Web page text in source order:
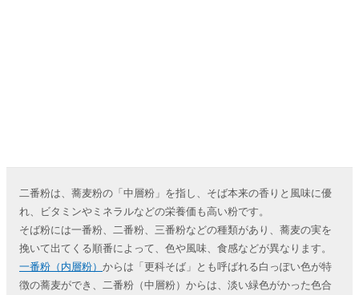
二番粉は、蕎麦粉の「中層粉」を指し、そば本来の香りと風味に優
れ、ビタミンやミネラルなどの栄養価も高い粉です。
そば粉には一番粉、二番粉、三番粉などの種類があり、蕎麦の実を
挽いて出てくる順番によって、色や風味、食感などが異なります。
一番粉（内層粉） からは「更科そば」とも呼ばれる白っぽい色が特
徴の蕎麦ができ、二番粉（中層粉）からは、淡い緑色がかった色合